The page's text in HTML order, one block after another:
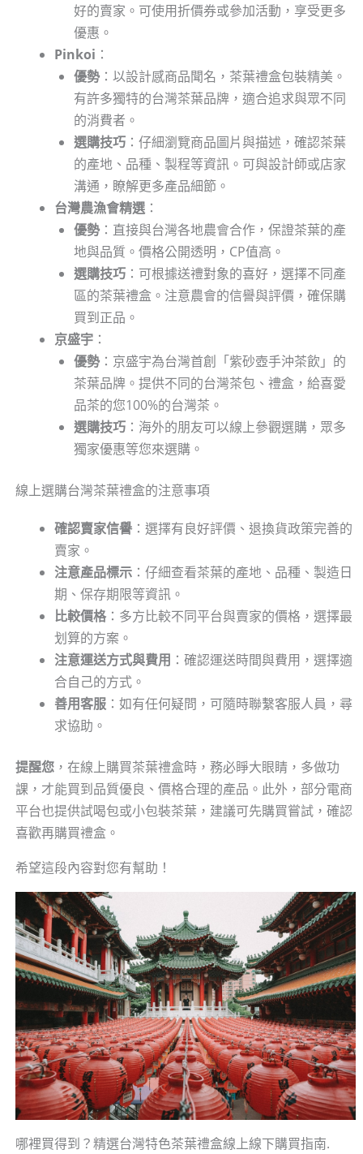
好的賣家。可使用折價券或參加活動，享受更多
優惠。
Pinkoi ：
優勢：以設計感商品聞名，茶葉禮盒包裝精美。
有許多獨特的台灣茶葉品牌，適合追求與眾不同
的消費者。
選購技巧：仔細瀏覽商品圖片與描述，確認茶葉
的產地、品種、製程等資訊。可與設計師或店家
溝通，瞭解更多產品細節。
台灣農漁會精選：
優勢：直接與台灣各地農會合作，保證茶葉的產
地與品質。價格公開透明，CP值高。
選購技巧：可根據送禮對象的喜好，選擇不同產
區的茶葉禮盒。注意農會的信譽與評價，確保購
買到正品。
京盛宇：
優勢：京盛宇為台灣首創「紫砂壺手沖茶飲」的
茶葉品牌。提供不同的台灣茶包、禮盒，給喜愛
品茶的您100%的台灣茶。
選購技巧：海外的朋友可以線上參觀選購，眾多
獨家優惠等您來選購。
線上選購台灣茶葉禮盒的注意事項
確認賣家信譽：選擇有良好評價、退換貨政策完善的
賣家。
注意產品標示：仔細查看茶葉的產地、品種、製造日
期、保存期限等資訊。
比較價格：多方比較不同平台與賣家的價格，選擇最
划算的方案。
注意運送方式與費用 ：確認運送時間與費用，選擇適
合自己的方式。
善用客服：如有任何疑問，可隨時聯繫客服人員，尋
求協助。
提醒您，在線上購買茶葉禮盒時，務必睜大眼睛，多做功
課，才能買到品質優良、價格合理的產品。此外，部分電商
平台也提供試喝包或小包裝茶葉，建議可先購買嘗試，確認
喜歡再購買禮盒。
希望這段內容對您有幫助！
哪裡買得到？精選台灣特色茶葉禮盒線上線下購買指南.